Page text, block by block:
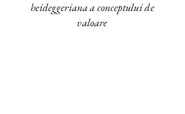
heideggeriana a conceptului de
valoare